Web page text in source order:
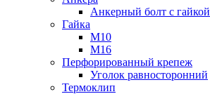
Анкерный болт с гайкой
Гайка
М10
М16
Перфорированный крепеж
Уголок равносторонний
Термоклип